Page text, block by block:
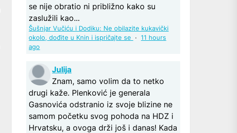
se nije obratio ni približno kako su
zaslužili kao...
Šušnjar Vučiću i Dodiku: Ne obilazite kukavički
okolo, dođite u Knin i ispričajte se
·11 hours
ago
Julija
Znam, samo volim da to netko
drugi kaže. Plenković je generala
Gasnovića odstranio iz svoje blizine ne
samom početku svog pohoda na HDZ i
Hrvatsku, a ovoga drži još i danas! Kada